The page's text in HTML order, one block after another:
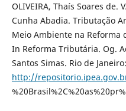
OLIVEIRA, Thaís Soares de.
Cunha Abadia. Tributação
Meio Ambiente na Reforma
In Reforma Tributária. Og.
Santos Simas. Rio de
http://